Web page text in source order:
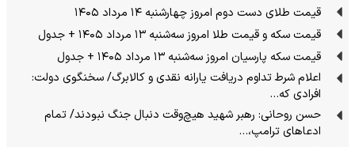
قیمت طلای دست دوم امروز چهارشنبه ۱۴ مرداد ۱۴۰۵
قیمت سکه و قیمت طلا امروز سه‌شنبه ۱۳ مرداد ۱۴۰۵ + جدول
قیمت سکه پارسیان امروز سه‌شنبه ۱۳ مرداد ۱۴۰۵ + جدول
اعلام شرط تداوم دریافت یارانه نقدی و کالابرگ/ سخنگوی دولت:
افرادی که…
حسن روحانی: رهبر شهید هیچ‌وقت دنبال جنگ نبودند/ تمام
ادعاهای ترامپ،…